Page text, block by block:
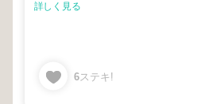
詳しく見る
6ステキ!